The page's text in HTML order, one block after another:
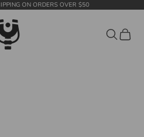
ON ORDERS OVER $50
Search
Cart